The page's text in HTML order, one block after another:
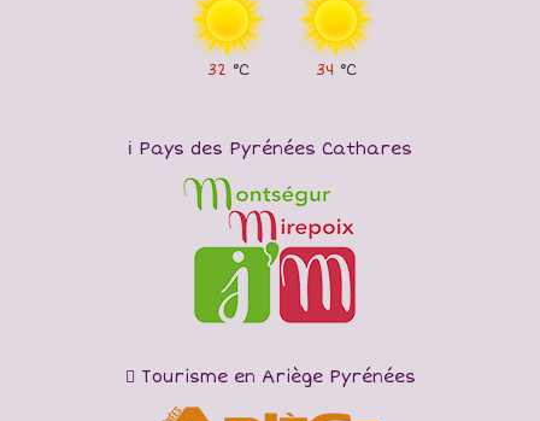
32 °C 34 °C
Pays des Pyrénées Cathares
Tourisme en Ariège Pyrénées